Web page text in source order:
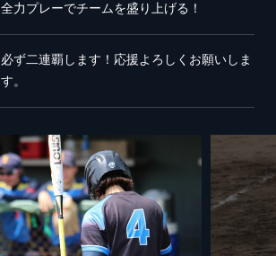
全力プレーでチームを盛り上げる！
必ず二連覇します！応援よろしくお願いしま
す。